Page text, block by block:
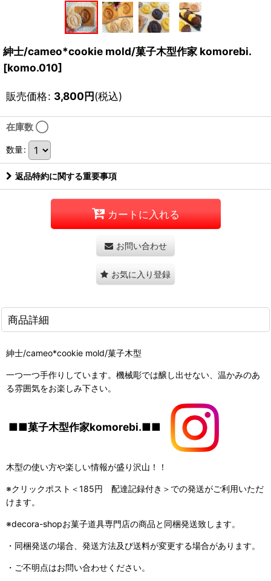
紳士/cameo*cookie mold/菓子木型作家 komorebi.
[komo.010]
販売価格: 3,800円(税込)
在庫数 ◯
数量:
返品特約に関する重要事項
カートに入れる
お問い合わせ
お気に入り登録
商品詳細
紳士/cameo*cookie mold/菓子木型
一つ一つ手作りしています。機械彫では醸し出せない、温かみのあ
る雰囲気をお楽しみ下さい。
■■菓子木型作家komorebi.■■
木型の使い方や楽しい情報が盛り沢山！！
※クリックポスト＜185円 配達記録付き＞での発送がご利用いただ
けます。
※decora-shopお菓子道具専門店の商品と同梱発送致します。
・同梱発送の場合、発送方法及び送料が変更する場合があります。
・ご不明点はお問い合わせください。